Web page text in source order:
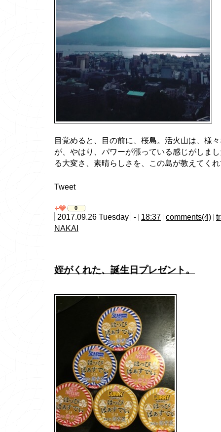
目覚めると、目の前に、桜島。活火山は、様
が、やはり、パワーが漲っている感じがしま
る大変さ、素晴らしさを、この島が教えてく
Tweet
0
2017.09.26 Tuesday - 18:37 comments(4)
NAKAI
姪がくれた、誕生日プレゼント。